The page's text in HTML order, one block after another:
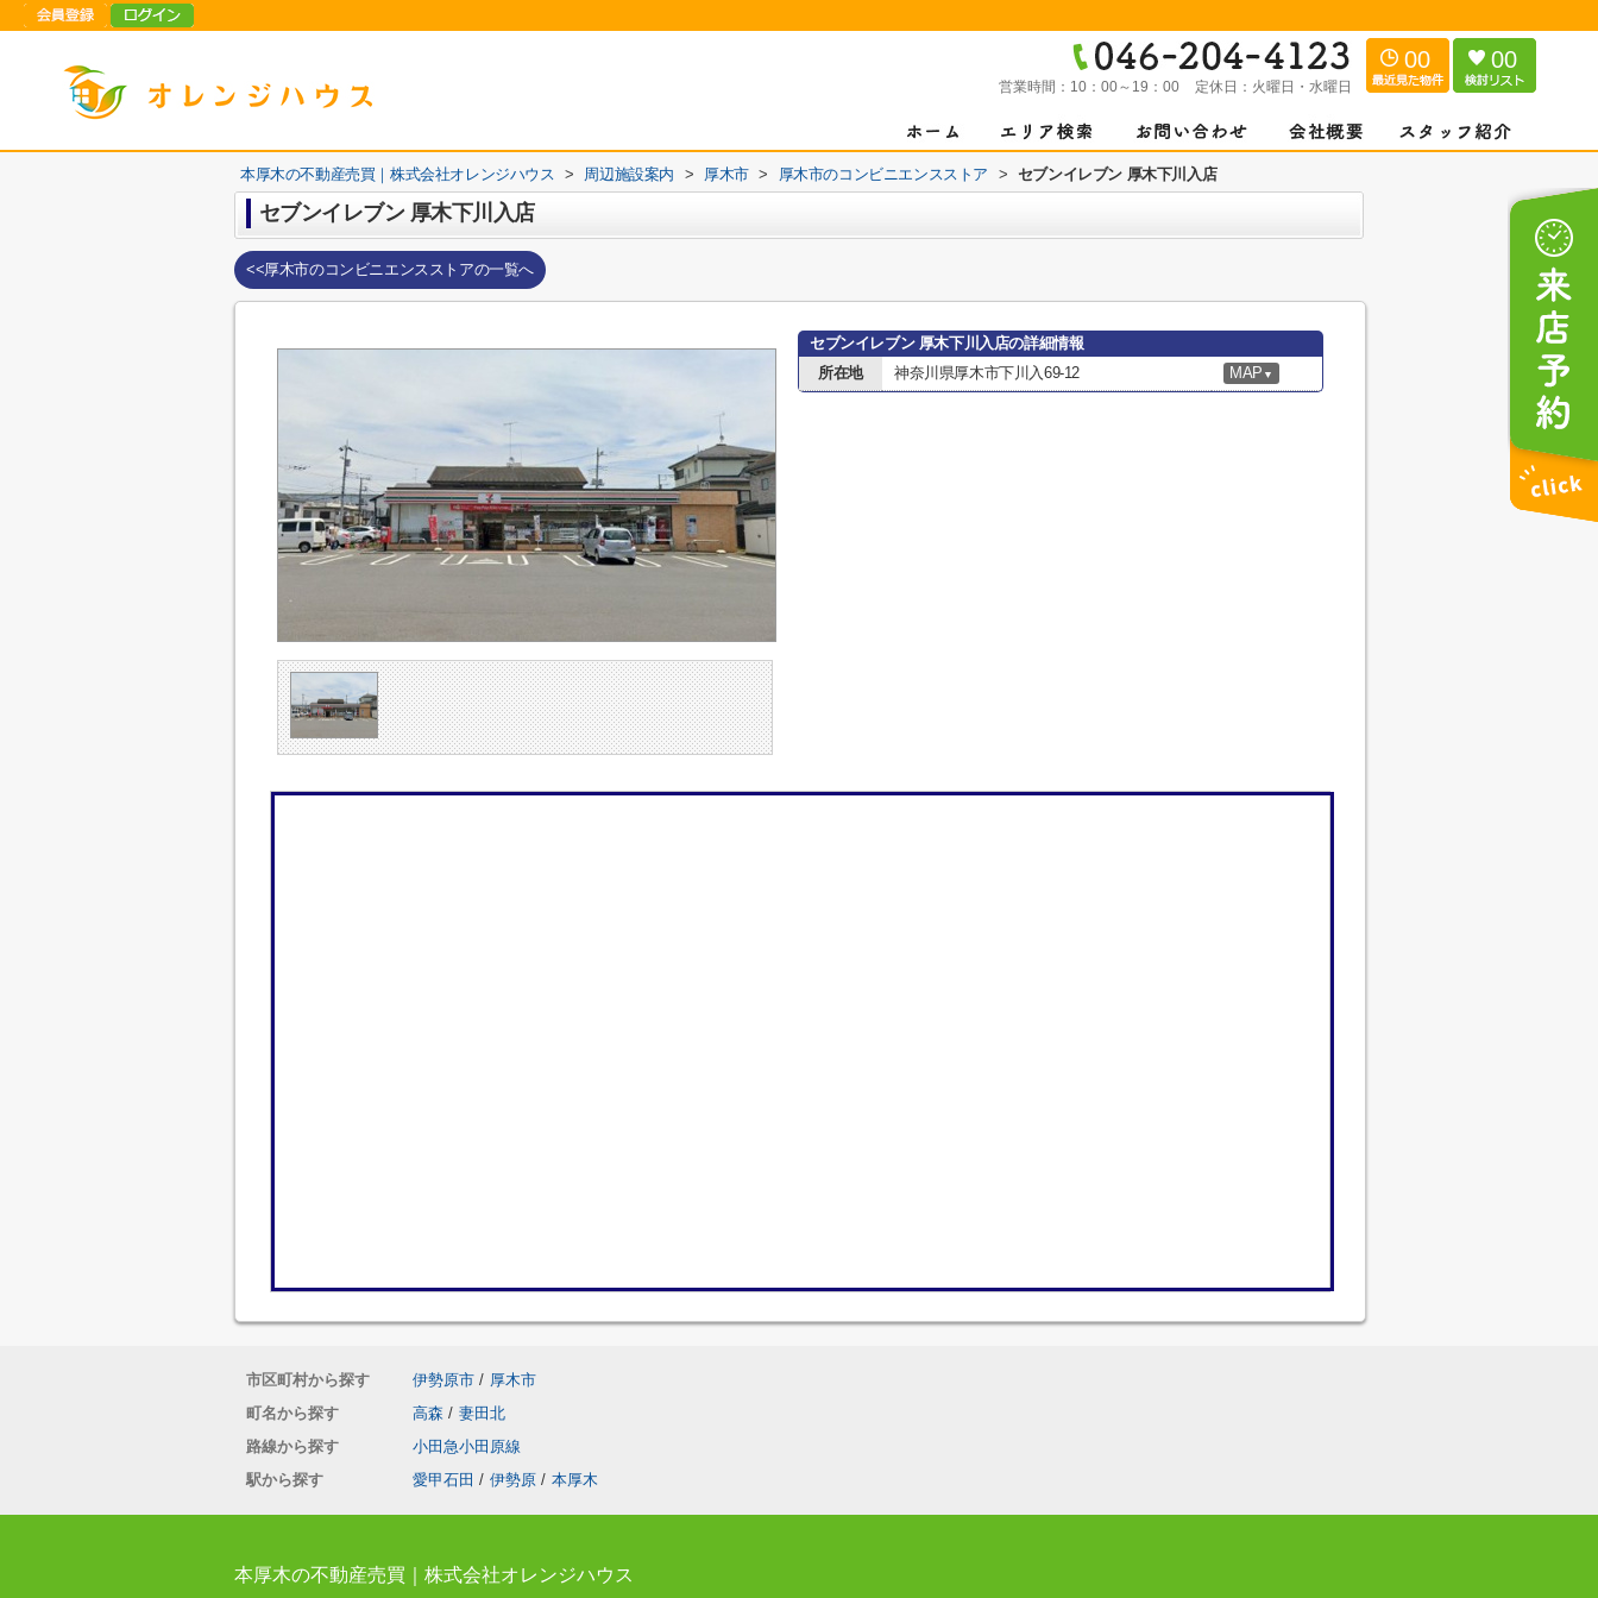
営業時間： 10：00～19：00 定休日： 火曜日・水曜日
00 00
本厚木の不動産売買｜株式会社オレンジハウス > 周辺施設案内 > 厚木市 > 厚木市のコンビニエンスストア > セブンイレブン 厚木下川入店
セブンイレブン 厚木下川入店
<<厚木市のコンビニエンスストアの一覧へ
セブンイレブン 厚木下川入店の詳細情報
所在地
神奈川県厚木市下川入69-12 MAP ▼
市区町村から探す 伊勢原市 / 厚木市
町名から探す
高森 / 妻田北
路線から探す
小田急小田原線
駅から探す
愛甲石田 / 伊勢原 / 本厚木
本厚木の不動産売買｜株式会社オレンジハウス